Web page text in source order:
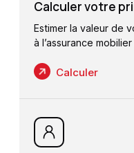
Calculer votre
Estimer la valeur de
à l’assurance
Calculer